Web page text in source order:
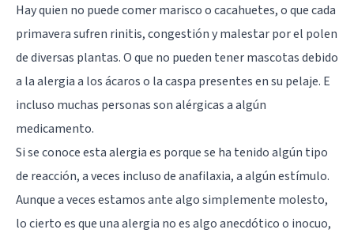
Hay quien no puede comer marisco o cacahuetes, o que cada
primavera sufren rinitis, congestión y malestar por el polen
de diversas plantas. O que no pueden tener mascotas debido
a la alergia a los ácaros o la caspa presentes en su pelaje. E
incluso muchas personas son alérgicas a algún
medicamento.
Si se conoce esta alergia es porque se ha tenido algún tipo
de reacción, a veces incluso de anafilaxia, a algún estímulo.
Aunque a veces estamos ante algo simplemente molesto,
lo cierto es que una alergia no es algo anecdótico o inocuo,